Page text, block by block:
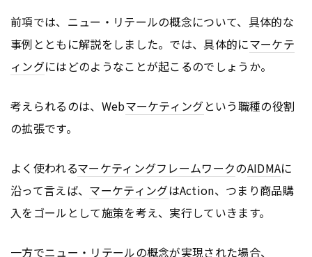
前項では、ニュー・リテールの概念について、具体的な
事例とともに解説をしました。では、具体的にマーケテ
ィングにはどのようなことが起こるのでしょうか。
考えられるのは、Webマーケティングという職種の役割
の拡張です。
よく使われるマーケティングフレームワークのAIDMAに
沿って言えば、 マーケティングはAction、つまり商品購
入をゴールとして施策を考え、実行していきます。
一方でニュー・リテールの概念が実現された場合、